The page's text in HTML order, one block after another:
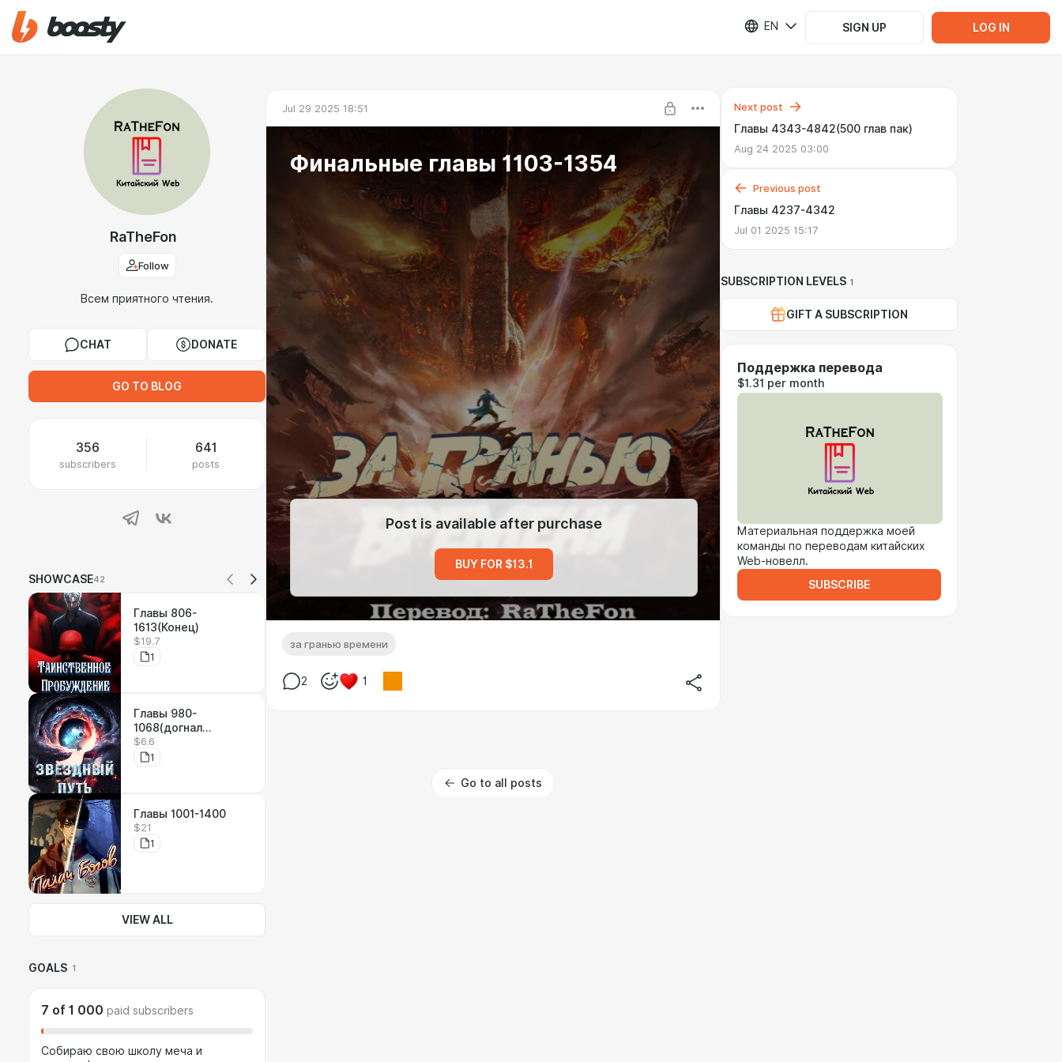
EN SIGN UP LOG IN
RaTheFon
Follow
Всем приятного чтения.
CHAT DONATE
GO TO BLOG
356
subscribers
641
posts
SHOWCASE42
Главы 806-
1613(Конец)
$19.7
1
Главы 980-
1068(догнал
оригинал)
$6.6
1
Главы 1001-1400
$21
1
VIEW ALL
GOALS 1
7 of 1 000 paid subscribers
Собираю свою школу меча и
Jul 29 2025 18:51
Финальные главы 1103-1354
Post is available after purchase
BUY FOR $13.1
за гранью времени
2 1
Go to all posts
Next post
Главы 4343-4842(500 глав пак)
Aug 24 2025 03:00
Previous post
Главы 4237-4342
Jul 01 2025 15:17
SUBSCRIPTION LEVELS 1
GIFT A SUBSCRIPTION
Поддержка перевода
$1.31 per month
Материальная поддержка моей
команды по переводам китайских
Web-новелл.
SUBSCRIBE